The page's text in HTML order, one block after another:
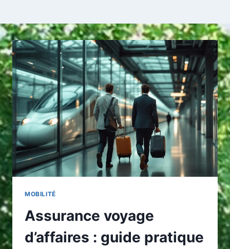
MOBILITÉ
Assurance voyage
d’affaires : guide pratique